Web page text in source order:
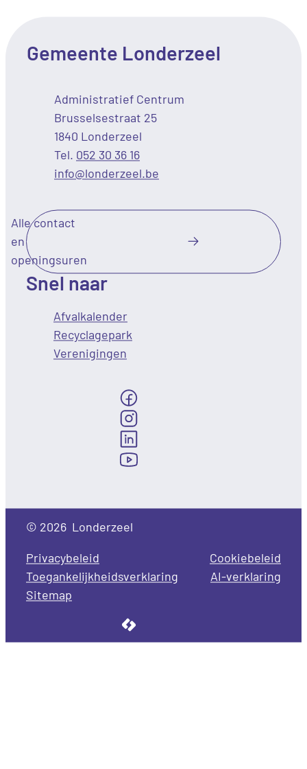
Contact & openingsuren
Gemeente Londerzeel
AdresAdministratief Centrum
Brusselsestraat 25
,1840 Londerzeel
052 30 36 16
E-mailinfo@londerzeel.be
Alle contact
en
openingsuren
Snel naar
Afvalkalender
Recyclagepark
Verenigingen
© 2026 Londerzeel
Privacybeleid
Cookiebeleid
Toegankelijkheidsverklaring
AI-verklaring
Sitemap